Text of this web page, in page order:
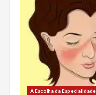
A Escolha da Especialidade